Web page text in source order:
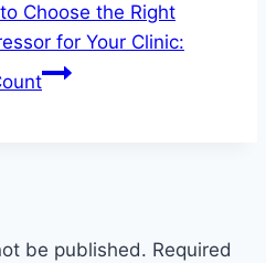
Choose the Right
for Your Clinic:
be published. Required